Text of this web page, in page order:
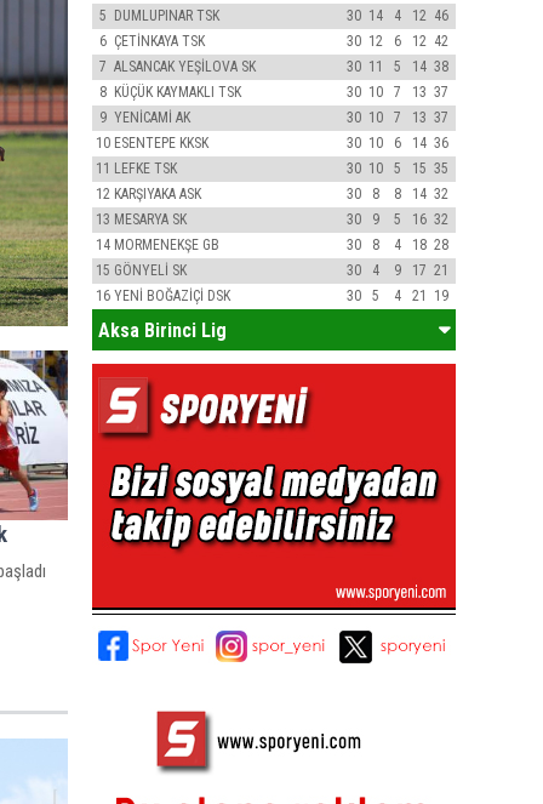
5 DUMLUPINAR TSK 30 14 4 12 46
6 ÇETİNKAYA TSK 30 12 6 12 42
7 ALSANCAK YEŞİLOVA SK 30 11 5 14 38
8 KÜÇÜK KAYMAKLI TSK 30 10 7 13 37
9 YENİCAMİ AK 30 10 7 13 37
10 ESENTEPE KKSK 30 10 6 14 36
11 LEFKE TSK 30 10 5 15 35
12 KARŞIYAKA ASK 30 8 8 14 32
13 MESARYA SK 30 9 5 16 32
14 MORMENEKŞE GB 30 8 4 18 28
15 GÖNYELİ SK 30 4 9 17 21
16 YENİ BOĞAZİÇİ DSK 30 5 4 21 19
Aksa Birinci Lig